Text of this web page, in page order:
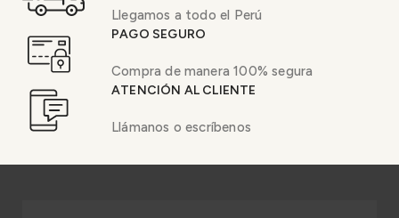
Llegamos a todo el Perú
PAGO SEGURO
Compra de manera 100% segura
ATENCIÓN AL CLIENTE
Llámanos o escríbenos